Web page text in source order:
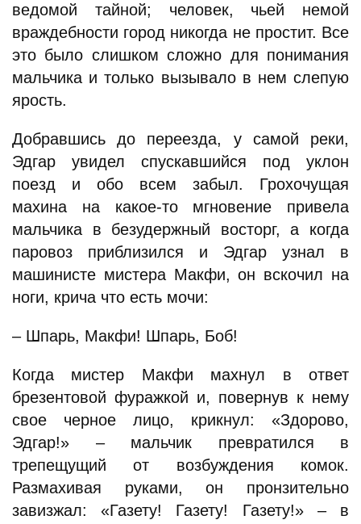
ведомой тайной; человек, чьей немой
враждебности город никогда не простит. Все
это было слишком сложно для понимания
мальчика и только вызывало в нем слепую
ярость.
Добравшись до переезда, у самой реки,
Эдгар увидел спускавшийся под уклон
поезд и обо всем забыл. Грохочущая
махина на какое-то мгновение привела
мальчика в безудержный восторг, а когда
паровоз приблизился и Эдгар узнал в
машинисте мистера Макфи, он вскочил на
ноги, крича что есть мочи:
– Шпарь, Макфи! Шпарь, Боб!
Когда мистер Макфи махнул в ответ
брезентовой фуражкой и, повернув к нему
свое черное лицо, крикнул: «Здорово,
Эдгар!» – мальчик превратился в
трепещущий от возбуждения комок.
Размахивая руками, он пронзительно
завизжал: «Газету! Газету! Газету!» – в